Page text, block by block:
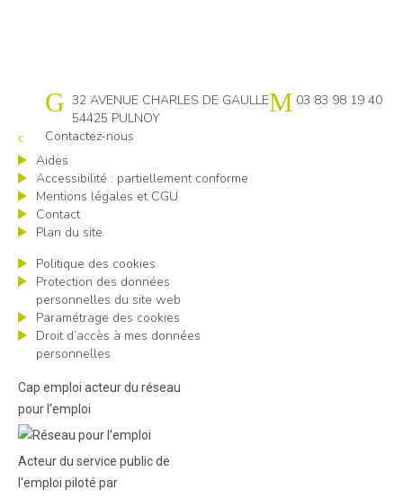
Cap emploi 54
32 AVENUE CHARLES DE GAULLE
54425 PULNOY
03 83 98 19 40
Contactez-nous
Aides
Accessibilité : partiellement conforme
Mentions légales et CGU
Contact
Plan du site
Politique des cookies
Protection des données
personnelles du site web
Paramétrage des cookies
Droit d’accès à mes données
personnelles
Cap emploi acteur du réseau
pour l’emploi
Acteur du service public de
l'emploi piloté par